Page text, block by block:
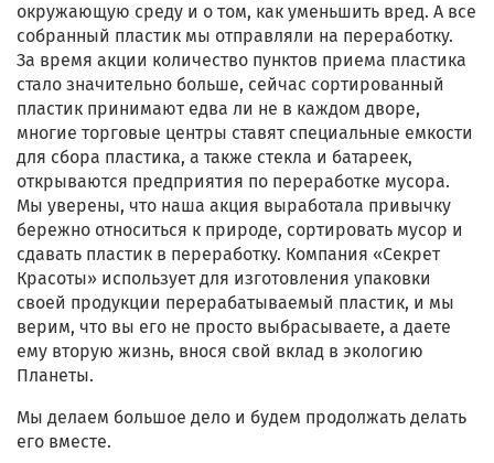
окружающую среду и о том, как уменьшить вред. А все
собранный пластик мы отправляли на переработку.
За время акции количество пунктов приема пластика
стало значительно больше, сейчас сортированный
пластик принимают едва ли не в каждом дворе,
многие торговые центры ставят специальные емкости
для сбора пластика, а также стекла и батареек,
открываются предприятия по переработке мусора.
Мы уверены, что наша акция выработала привычку
бережно относиться к природе, сортировать мусор и
сдавать пластик в переработку. Компания «Секрет
Красоты» использует для изготовления упаковки
своей продукции перерабатываемый пластик, и мы
верим, что вы его не просто выбрасываете, а даете
ему вторую жизнь, внося свой вклад в экологию
Планеты.
Мы делаем большое дело и будем продолжать делать
его вместе.